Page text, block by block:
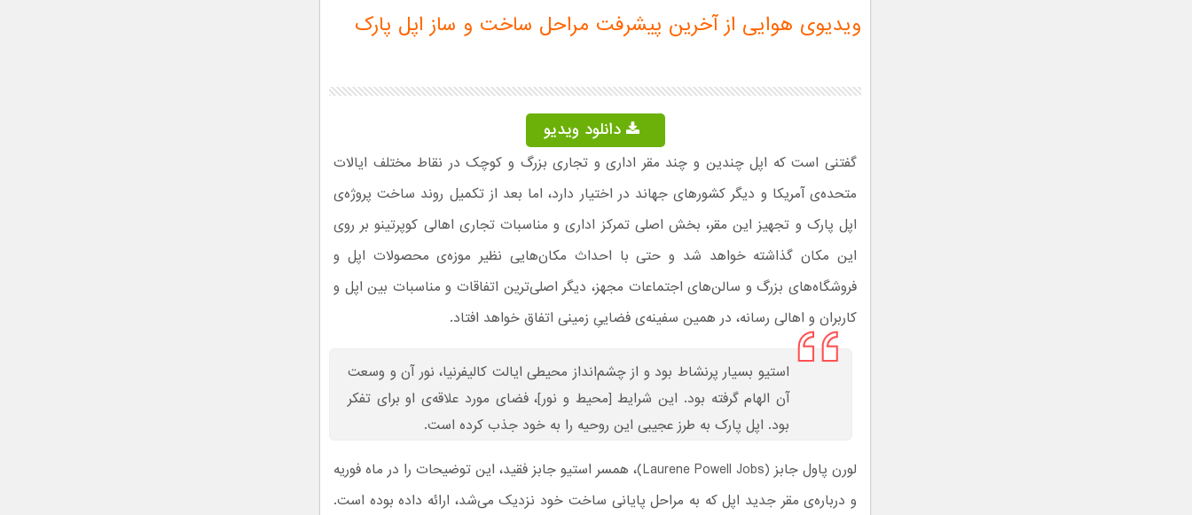
ویدیوی هوایی از آخرین پیشرفت مراحل ساخت و ساز اپل پارک
دانلود ویدیو
گفتنی است که اپل چندین و چند مقر اداری و تجاری بزرگ و کوچک در نقاط مختلف ایالات
متحده‌ی آمریکا و دیگر کشورهای جهاند در اختیار دارد، اما بعد از تکمیل روند ساخت پروژه‌ی
اپل پارک و تجهیز این مقر، بخش اصلی تمرکز اداری و مناسبات تجاری اهالی کوپرتینو بر روی
این مکان گذاشته خواهد شد و حتی با احداث مکان‌هایی نظیر موزه‌ی محصولات اپل و
فروشگاه‌های بزرگ و سالن‌های اجتماعات مجهز، دیگر اصلی‌ترین اتفاقات و مناسبات بین اپل و
کاربران و اهالی رسانه، در همین سفینه‌ی فضاییِ زمینی اتفاق خواهد افتاد.
استیو بسیار پرنشاط بود و از چشم‌انداز محیطی ایالت کالیفرنیا، نور آن و وسعت
آن الهام گرفته بود. این شرایط [محیط و نور]، فضای مورد علاقه‌ی او برای تفکر
بود. اپل پارک به طرز عجیبی این روحیه را به خود جذب کرده است.
لورن پاول جابز (Laurene Powell Jobs)، همسر استیو جابز فقید، این توضیحات را در ماه فوریه
و درباره‌ی مقر جدید اپل که به مراحل پایانی ساخت خود نزدیک می‌شد، ارائه داده بوده است.